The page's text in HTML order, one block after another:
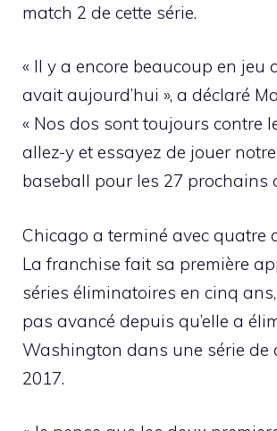
match 2 de cette série.
« Il y a encore beaucoup en jeu
avait aujourd’hui », a déclaré
« Nos dos sont toujours contre
allez-y et essayez de jouer
baseball pour les 27 prochains
Chicago a terminé avec quatre
La franchise fait sa première
séries éliminatoires en cinq ans,
pas avancé depuis qu’elle a
Washington dans une série de
2017.